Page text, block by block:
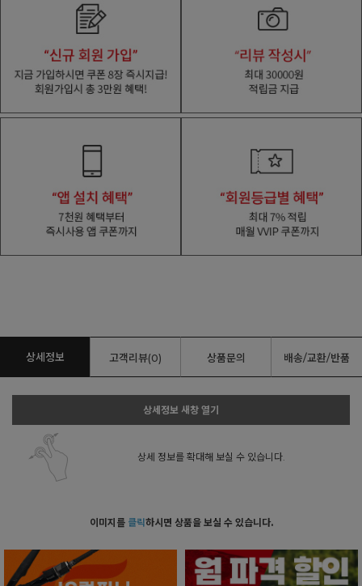
상세정보 고객리뷰(0) 상품문의 배송/교환/반품
상세정보 새창 열기
상세 정보를 확대해 보실 수 있습니다.
이미지를 클릭하시면 상품을 보실 수 있습니다.